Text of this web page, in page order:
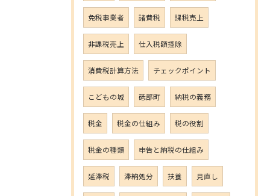
免税事業者 諸費税 課税売上
非課税売上 仕入税額控除
消費税計算方法 チェックポイント
こどもの城 砥部町 納税の義務
税金 税金の仕組み 税の役割
税金の種類 申告と納税の仕組み
延滞税 滞納処分 扶養 見直し